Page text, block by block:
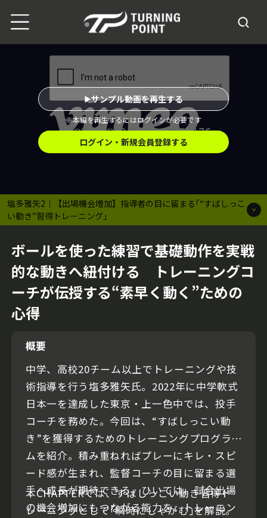
塩多雅矢2｜【出場機会増加】指導者の目に留まる｢“すばしっこ
い動き”習得トレーニング｣
※本編を再生するにはログインが必要です
サンプル動画を再生する
ログイン・新規会員登録する
ボールを使った練習で基礎動作を実戦
的な動きへ紐付ける トレーニングコ
ーチが伝授する“素早く動く”ための
心得
概要
中学、高校20チーム以上でトレーニングや技
術指導を行う塩多雅矢氏。2022年に中学軟式
日本一を達成した東京・上一色中では、投手
コーチを務めた。今回は、“すばしっこい動
き”を獲得するためのトレーニングプログラ
ムを紹介。積み重ねればプレーにキレ・スピ
ード感が生まれ、監督コーチの目に留まる選
手へ成長が期待できる。ひいては、試合出場
の機会増加にもつながる能力を、トレーニン
本CHAPTERでは、すばしっこい動き習得ト
レーニングとして｢瞬時にしゃがむ｣を解説。